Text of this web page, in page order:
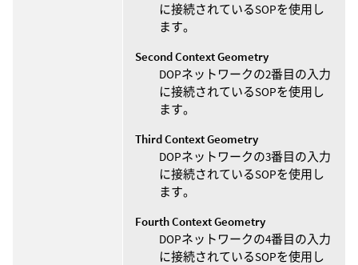
に接続されているSOPを使用し
ます。
Second Context Geometry
DOPネットワークの2番目の入力
に接続されているSOPを使用し
ます。
Third Context Geometry
DOPネットワークの3番目の入力
に接続されているSOPを使用し
ます。
Fourth Context Geometry
DOPネットワークの4番目の入力
に接続されているSOPを使用し